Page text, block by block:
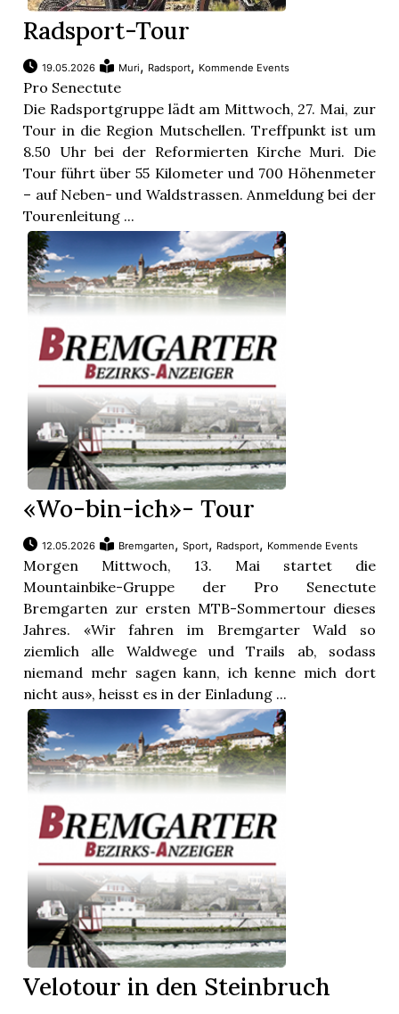
Radsport-Tour
19.05.2026 Muri, Radsport, Kommende Events
Pro Senectute
Die Radsportgruppe lädt am Mittwoch, 27. Mai, zur
Tour in die Region Mutschellen. Treffpunkt ist um
8.50 Uhr bei der Reformierten Kirche Muri. Die
Tour führt über 55 Kilometer und 700 Höhenmeter
– auf Neben- und Waldstrassen. Anmeldung bei der
Tourenleitung ...
«Wo-bin-ich»- Tour
12.05.2026 Bremgarten,Sport, Radsport, Kommende Events
Morgen Mittwoch, 13. Mai startet die
Mountainbike-Gruppe der Pro Senectute
Bremgarten zur ersten MTB-Sommertour dieses
Jahres. «Wir fahren im Bremgarter Wald so
ziemlich alle Waldwege und Trails ab, sodass
niemand mehr sagen kann, ich kenne mich dort
nicht aus», heisst es in der Einladung ...
Velotour in den Steinbruch